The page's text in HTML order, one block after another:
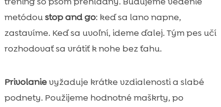
metódoustop and go: keď sa lano napne,
zastavíme. Keď sa uvoľní, ideme ďalej. Tým pes učí
rozhodovať sa vrátiť k nohe bez ťahu.
Privolanievyžaduje krátke vzdialenosti a slabé
podnety. Použijeme hodnotné maškrty, po